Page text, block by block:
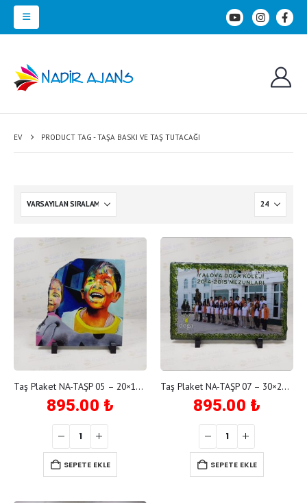
EV PRODUCT TAG -TAŞA BASKI VE TAŞ TUTACAĞI
Taş Plaket NA-TAŞP 05 – 20×19 cm kırık
895.00 ₺
SEPETE EKLE
Taş Plaket NA-TAŞP 07 – 30×20 cm
895.00 ₺
SEPETE EKLE